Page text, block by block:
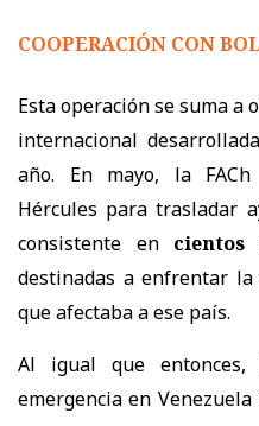
COOPERACIÓN CON
Esta operación se suma a
internacional
año. En mayo, la
Hércules para trasladar
consistente en
destinadas a enfrentar
que afectaba a ese país.
Al igual que
emergencia en